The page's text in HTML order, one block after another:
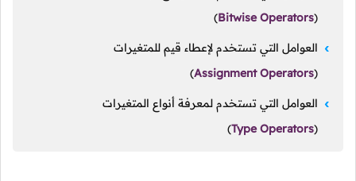
(
Bitwise Operators
)
العوامل التي تستخدم لإعطاء قيم للمتغيرات
(
Assignment Operators
)
العوامل التي تستخدم لمعرفة أنواع المتغيرات
(
Type Operators
)